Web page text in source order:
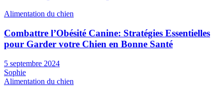
Alimentation du chien
Combattre l’Obésité Canine: Stratégies Essentielles
pour Garder votre Chien en Bonne Santé
5 septembre 2024
Sophie
Alimentation du chien